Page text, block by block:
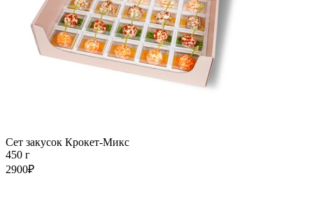
Сет закусок Крокет-Микс
450 г
2900₽